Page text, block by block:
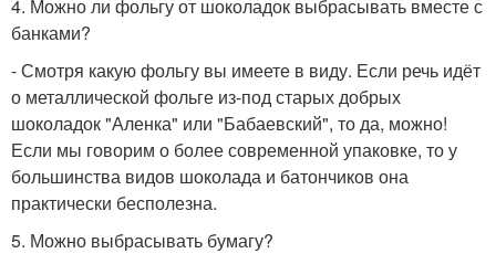
4. Можно ли фольгу от шоколадок выбрасывать вместе с
банками?
- Смотря какую фольгу вы имеете в виду. Если речь идёт
о металлической фольге из-под старых добрых
шоколадок "Аленка" или "Бабаевский", то да, можно!
Если мы говорим о более современной упаковке, то у
большинства видов шоколада и батончиков она
практически бесполезна.
5. Можно выбрасывать бумагу?